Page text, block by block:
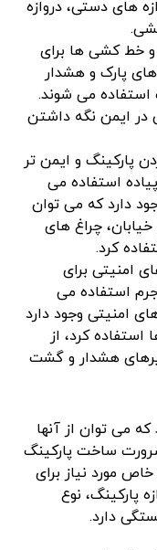
های دستی، دروازه
و خط کشی ها برای
پارک و هشدار
استفاده می شوند.
ایمن نگه داشتن
پارکینگ و ایمن تر
استفاده می
دارد که می توان
چراغ های
کرد.
امنیتی برای
استفاده می
امنیتی وجود دارد
استفاده کرد، از
هشدار و گشت
که می توان از آنها
ساخت پارکینگ
مورد نیاز برای
پارکینگ، نوع
دارد.